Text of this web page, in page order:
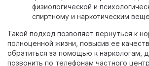
физиологической и
спиртному и наркотическим
Такой подход позволяет вернуться к
полноценной жизни, повысив ее
обратиться за помощью к наркологам,
позвонить по телефонам частного